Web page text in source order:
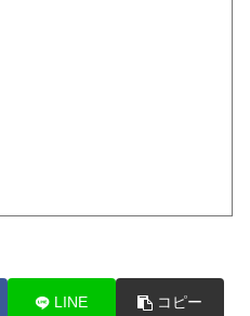
LINE コピー